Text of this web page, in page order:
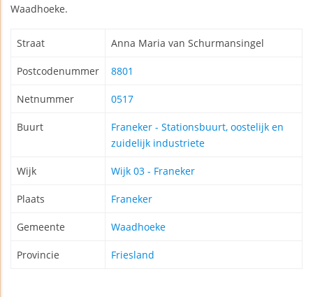
Waadhoeke.
Straat Anna Maria van Schurmansingel
Postcodenummer 8801
Netnummer 0517
Buurt
Franeker - Stationsbuurt, oostelijk en
zuidelijk industriete
Wijk Wijk 03 - Franeker
Plaats Franeker
Gemeente Waadhoeke
Provincie Friesland